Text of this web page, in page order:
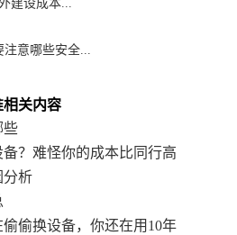
建设成本...
意哪些安全...
相关内容
些
？难怪你的成本比同行高
分析
偷换设备，你还在用10年